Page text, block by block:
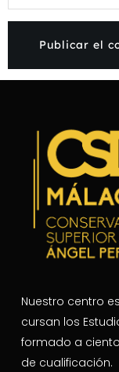
Nuestro centro
cursan los
formado a
de cualificación.